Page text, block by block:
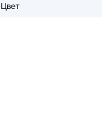
Цвет